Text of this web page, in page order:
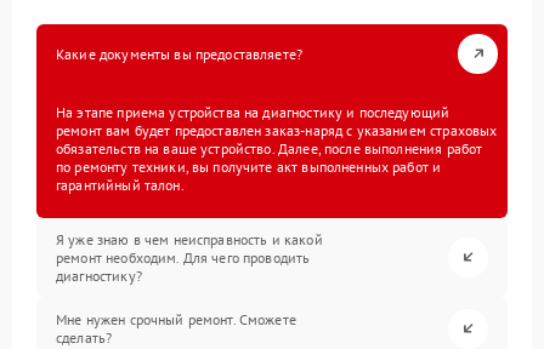
Какие документы вы предоставляете?
На этапе приема устройства на диагностику и последующий
ремонт вам будет предоставлен заказ-наряд с указанием страховых
обязательств на ваше устройство. Далее, после выполнения работ
по ремонту техники, вы получите акт выполненных работ и
гарантийный талон.
Я уже знаю в чем неисправность и какой
ремонт необходим. Для чего проводить
диагностику?
Мне нужен срочный ремонт. Сможете
сделать?